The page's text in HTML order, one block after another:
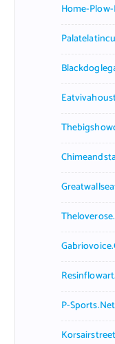
Home-
P-Sports.net